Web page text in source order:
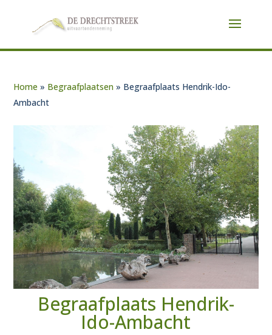
Home » Begraafplaatsen » Begraafplaats Hendrik-Ido-
Ambacht
Begraafplaats Hendrik-
Ido-Ambacht